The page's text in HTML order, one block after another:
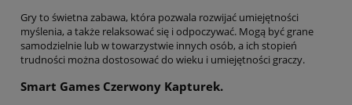
Gry to świetna zabawa, która pozwala rozwijać umiejętności
myślenia, a także relaksować się i odpoczywać. Mogą być grane
samodzielnie lub w towarzystwie innych osób, a ich stopień
trudności można dostosować do wieku i umiejętności graczy.
Smart Games Czerwony Kapturek.